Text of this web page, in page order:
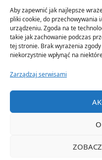
Aby zapewnić jak najlepsze
pliki cookie, do przechowywania
urządzeniu. Zgoda na te
takie jak zachowanie podczas
tej stronie. Brak wyrażenia
niekorzystnie wpłynąć na
Zarządzaj serwisami
ZOBACZ
©2022 Organizacja